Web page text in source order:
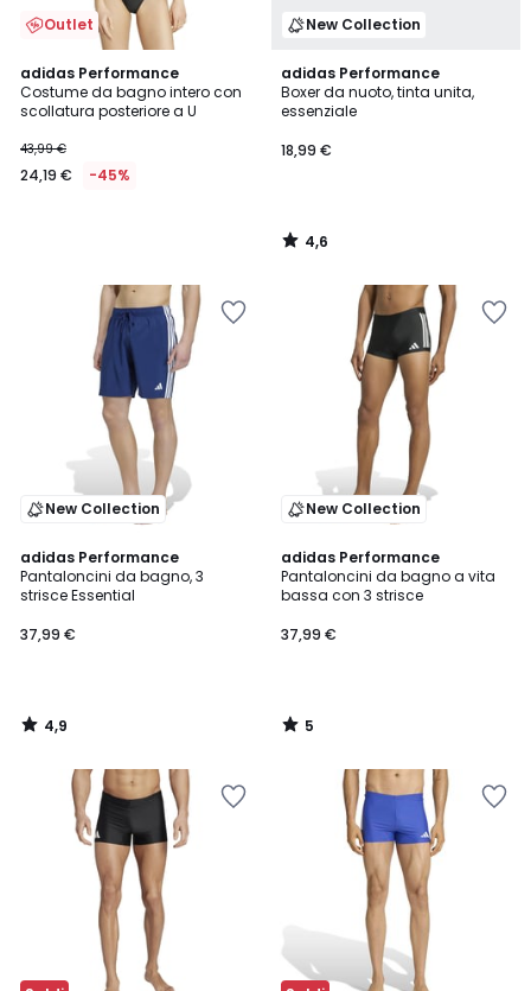
Outlet
adidas Performance
Costume da bagno intero con
scollatura posteriore a U
43,99 €
24,19 € -45%
New Collection
adidas Performance
Boxer da nuoto, tinta unita,
essenziale
18,99 €
4,6
/ 5
4,6
/
New Collection
adidas Performance
Pantaloncini da bagno, 3
strisce Essential
37,99 €
4,9
/ 5
4,9
/
New Collection
adidas Performance
Pantaloncini da bagno a vita
bassa con 3 strisce
37,99 €
5
/
5
5
/